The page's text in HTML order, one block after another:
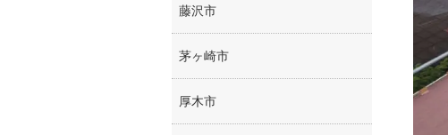
藤沢市
茅ヶ崎市
厚木市